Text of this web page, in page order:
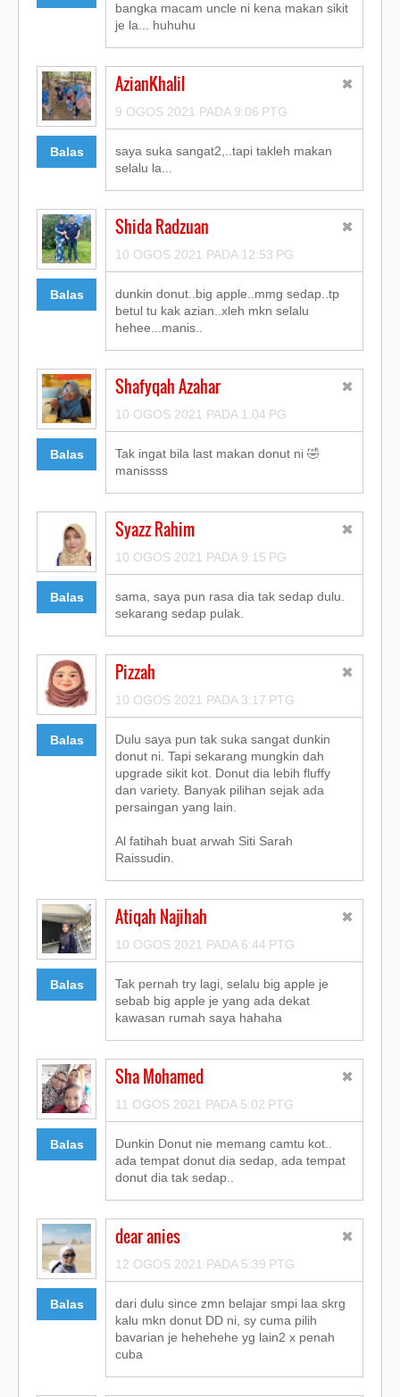
bangka macam uncle ni kena makan sikit
je la... huhuhu
Balas
AzianKhalil
9 OGOS 2021 PADA 9:06 PTG
saya suka sangat2,..tapi takleh makan
selalu la...
Balas
Shida Radzuan
10 OGOS 2021 PADA 12:53 PG
dunkin donut..big apple..mmg sedap..tp
betul tu kak azian..xleh mkn selalu
hehee...manis..
Balas
Shafyqah Azahar
10 OGOS 2021 PADA 1:04 PG
Tak ingat bila last makan donut ni 🤣
manissss
Balas
Syazz Rahim
10 OGOS 2021 PADA 9:15 PG
sama, saya pun rasa dia tak sedap dulu.
sekarang sedap pulak.
Balas
Pizzah
10 OGOS 2021 PADA 3:17 PTG
Dulu saya pun tak suka sangat dunkin
donut ni. Tapi sekarang mungkin dah
upgrade sikit kot. Donut dia lebih fluffy
dan variety. Banyak pilihan sejak ada
persaingan yang lain.
Al fatihah buat arwah Siti Sarah
Raissudin.
Balas
Atiqah Najihah
10 OGOS 2021 PADA 6:44 PTG
Tak pernah try lagi, selalu big apple je
sebab big apple je yang ada dekat
kawasan rumah saya hahaha
Balas
Sha Mohamed
11 OGOS 2021 PADA 5:02 PTG
Dunkin Donut nie memang camtu kot..
ada tempat donut dia sedap, ada tempat
donut dia tak sedap..
Balas
dear anies
12 OGOS 2021 PADA 5:39 PTG
dari dulu since zmn belajar smpi laa skrg
kalu mkn donut DD ni, sy cuma pilih
bavarian je hehehehe yg lain2 x penah
cuba